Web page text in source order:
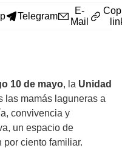
Telegram
E-
Mail
10 de mayo, la Unidad
las mamás laguneras a
convivencia y
un espacio de
ciento familiar.